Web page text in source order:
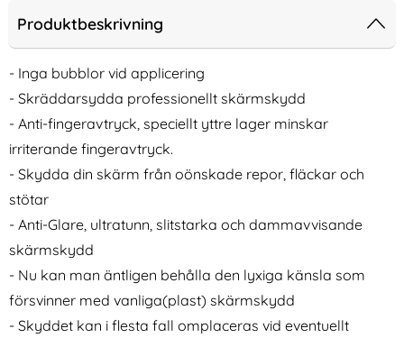
2 in 1 - Välj Färg! (Svart)
2-Pack iPhone 16 Härdat Glas
Skärmskydd
Art. nr 232226
rea pris
49 kr tidigare pris
69 kr
Tillgänglighet:
Köp
2-Pack iPhone 16 Härdat Glas Skärmskydd
iPhone 11 Pro -
rea pris
86 kr tidigare pris
86 kr
Tillgänglighet:
I lager
Köp
iPhone 11 Pro -
Produktbeskrivning
- Inga bubblor vid applicering
- Skräddarsydda professionellt skärmskydd
- Anti-fingeravtryck, speciellt yttre lager minskar
irriterande fingeravtryck.
- Skydda din skärm från oönskade repor, fläckar och
stötar
- Anti-Glare, ultratunn, slitstarka och dammavvisande
skärmskydd
- Nu kan man äntligen behålla den lyxiga känsla som
försvinner med vanliga(plast) skärmskydd
- Skyddet kan i flesta fall omplaceras vid eventuellt